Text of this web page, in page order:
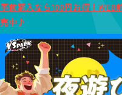
事前購入なら100円お得！
売中♪